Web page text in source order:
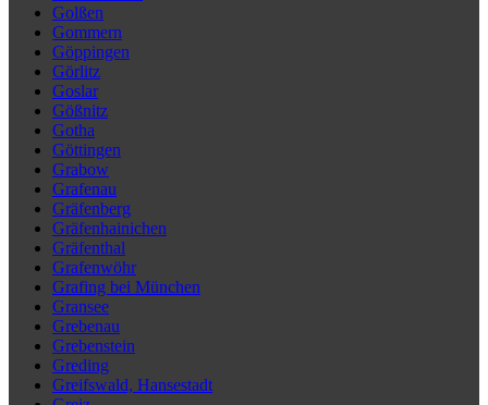
Golßen
Gommern
Göppingen
Görlitz
Goslar
Gößnitz
Gotha
Göttingen
Grabow
Grafenau
Gräfenberg
Gräfenhainichen
Gräfenthal
Grafenwöhr
Grafing bei München
Gransee
Grebenau
Grebenstein
Greding
Greifswald, Hansestadt